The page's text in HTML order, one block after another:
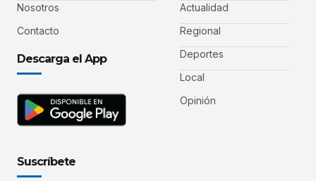
Nosotros
Contacto
Descarga el App
Actualidad
Regional
Deportes
Local
Opinión
Suscríbete